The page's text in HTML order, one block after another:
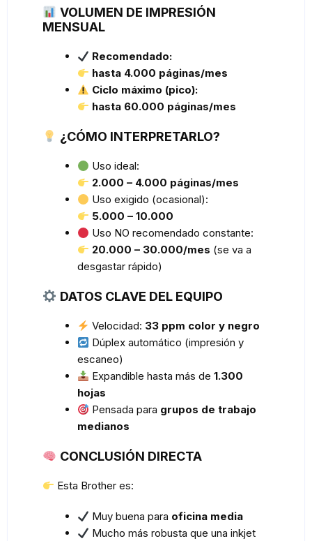
VOLUMEN DE IMPRESIÓN
MENSUAL
Recomendado:
hasta 4.000 páginas/mes
Ciclo máximo (pico):
hasta 60.000 páginas/mes
¿CÓMO INTERPRETARLO?
Uso ideal:
2.000 – 4.000 páginas/mes
Uso exigido (ocasional):
5.000 – 10.000
Uso NO recomendado constante:
20.000 – 30.000/mes (se va a
desgastar rápido)
DATOS CLAVE DEL EQUIPO
Velocidad: 33 ppm color y negro
Dúplex automático (impresión y
escaneo)
Expandible hasta más de1.300
hojas
Pensada para grupos de trabajo
medianos
CONCLUSIÓN DIRECTA
Esta Brother es:
Muy buena para oficina media
Mucho más robusta que una inkjet